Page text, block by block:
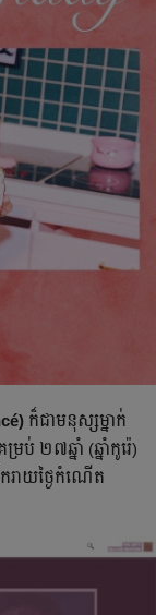
ក៏ជាមនុស្សម្នាក់
ម្រប់ ២៧ឆ្នាំ (ឆ្នាំកូរ៉េ)
រាយថ្ងៃកំណើត